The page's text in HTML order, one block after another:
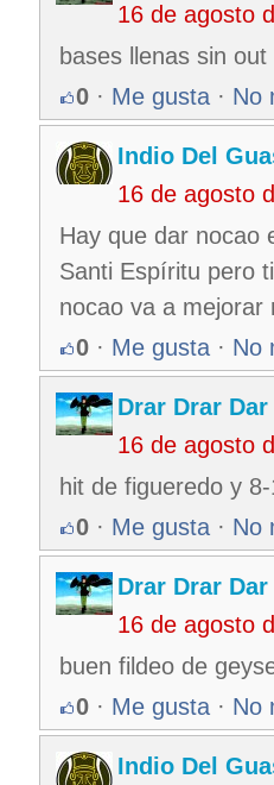
16 de agosto
bases llenas sin
0 · Me gusta · No
Indio Del
16 de agosto
Hay que dar nocao
Santi Espíritu pero
nocao va a mejorar
0 · Me gusta · No
Drar Drar Dar
16 de agosto
hit de figueredo y
0 · Me gusta · No
Drar Drar Dar
16 de agosto
buen fildeo de
0 · Me gusta · No
Indio Del